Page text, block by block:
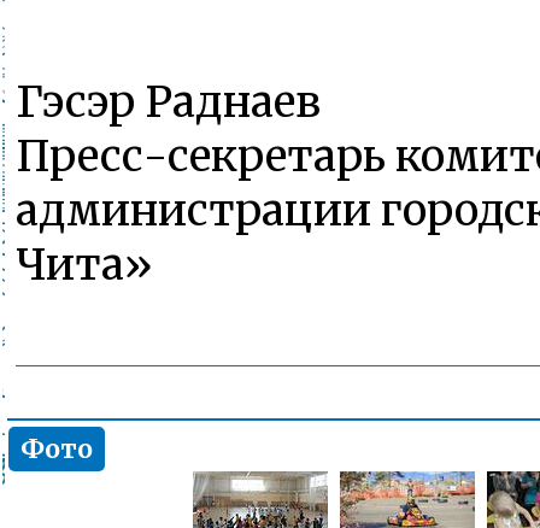
Гэсэр Раднаев
Пресс-секретарь
администрации
Чита»
Фото